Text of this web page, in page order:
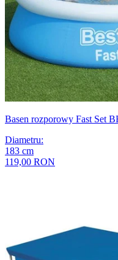
Basen rozporowy Fast Set
Diametru:
183 cm
119,00 RON